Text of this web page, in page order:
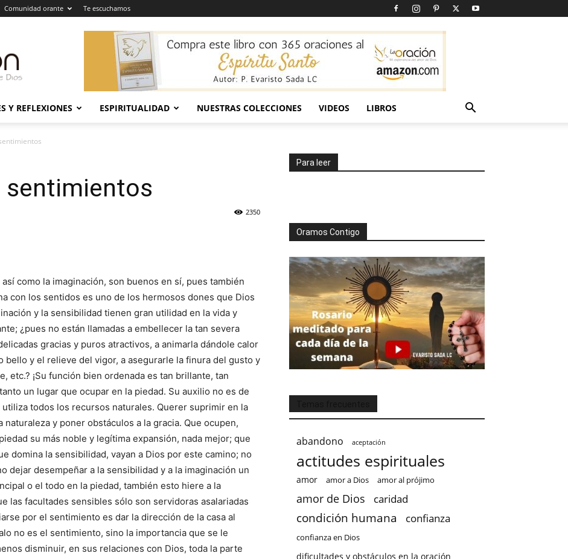
Comunidad orante Te escuchamos
Y REFLEXIONES ESPIRITUALIDAD NUESTRAS COLECCIONES VIDEOS LIBROS
sentimientos
2350
como la imaginación, son buenos en sí, pues también
con los sentidos es uno de los hermosos dones que Dios
y la sensibilidad tienen gran utilidad en la vida y
¿pues no están llamadas a embellecer la tan severa
gracias y puros atractivos, a animarla dándole calor
bello y el relieve del vigor, a asegurarle la finura del gusto y
etc.? ¡Su función bien ordenada es tan brillante, tan
un lugar que ocupar en la piedad. Su auxilio no es de
todos los recursos naturales. Querer suprimir en la
y poner obstáculos a la gracia. Que ocupen,
su más noble y legítima expansión, nada mejor; que
domina la sensibilidad, vayan a Dios por este camino; no
dejar desempeñar a la sensibilidad y a la imaginación un
o el todo en la piedad, también esto hiere a la
las facultades sensibles sólo son servidoras asalariadas
por el sentimiento es dar la dirección de la casa al
no es el sentimiento, sino la importancia que se le
disminuir, en sus relaciones con Dios, toda la parte
Para leer
Oramos Contigo
abandono aceptación
actitudes espirituales
amor amor a Dios amor al prójimo
amor de Dios caridad
condición humana confianza
confianza en Dios
dificultades y obstáculos en la oración